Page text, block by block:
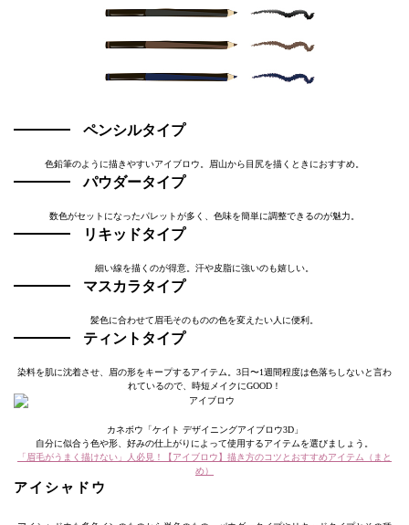
ペンシルタイプ
色鉛筆のように描きやすいアイブロウ。眉山から目尻を描くときにおすすめ。
パウダータイプ
数色がセットになったパレットが多く、色味を簡単に調整できるのが魅力。
リキッドタイプ
細い線を描くのが得意。汗や皮脂に強いのも嬉しい。
マスカラタイプ
髪色に合わせて眉毛そのものの色を変えたい人に便利。
ティントタイプ
染料を肌に沈着させ、眉の形をキープするアイテム。3日〜1週間程度は色落ちしないと言わ
れているので、時短メイクにGOOD！
カネボウ「ケイト デザイニングアイブロウ3D」
自分に似合う色や形、好みの仕上がりによって使用するアイテムを選びましょう。
「眉毛がうまく描けない」人必見！【アイブロウ】描き方のコツとおすすめアイテム（まと
め）
アイシャドウ